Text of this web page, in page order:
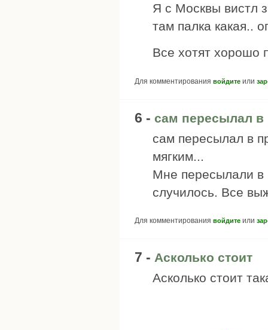
Я с Москвы вистл
там палка какая..
Все хотят хорошо
Для комментирования войдите или
6 - сам пересылал в
сам пересылал в
мягким...
Мне пересылали в
случилось. Все
Для комментирования войдите или
7 - Асколько стоит
Асколько стоит